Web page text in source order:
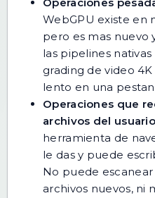
Operaciones
WebGPU existe en
pero es mas nuevo
las pipelines
grading de video
lento en una
Operaciones que
archivos del
herramienta de
le das y puede
No puede
archivos nuevos, ni